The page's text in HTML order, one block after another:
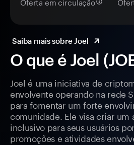
O que é Joel
Joel é uma iniciativa de
envolvente operando na rede
para fomentar um forte
comunidade. Ele visa criar
inclusivo para seus usuários
promoções e atividades
Saiba mais sobre Joel